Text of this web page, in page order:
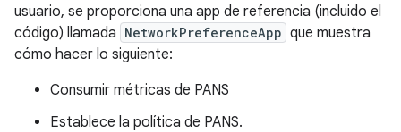
usuario, se proporciona una app de referencia (incluido el
código) llamada NetworkPreferenceApp que muestra
cómo hacer lo siguiente:
Consumir métricas de PANS
Establece la política de PANS.